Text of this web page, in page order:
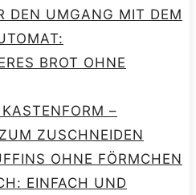
DEN UMGANG MIT DEM
BROT OHNE
–
ZUSCHNEIDEN
OHNE FÖRMCHEN
EINFACH UND